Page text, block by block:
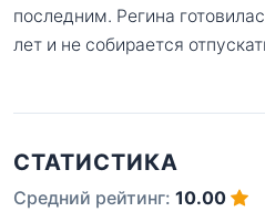
последним. Регина
лет и не собирается
СТАТИСТИКА
Средний рейтинг: 10.00